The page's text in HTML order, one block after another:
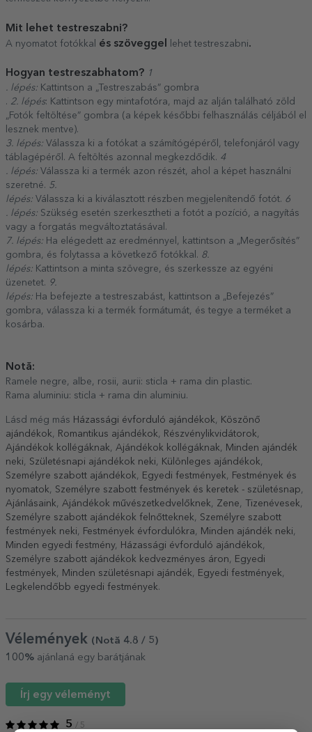
Mit lehet testreszabni?
A nyomatot fotókkal és szöveggel lehet testreszabni.
Hogyan testreszabhatom? 1
. lépés: Kattintson a „Testreszabás” gombra
. 2. lépés: Kattintson egy mintafotóra, majd az alján található zöld
„Fotók feltöltése” gombra (a képek későbbi felhasználás céljából el
lesznek mentve).
3. lépés: Válassza ki a fotókat a számítógépéről, telefonjáról vagy
táblagépéről. A feltöltés azonnal megkezdődik. 4
. lépés: Válassza ki a termék azon részét, ahol a képet használni
szeretné. 5.
lépés: Válassza ki a kiválasztott részben megjelenítendő fotót. 6
. lépés: Szükség esetén szerkesztheti a fotót a pozíció, a nagyítás
vagy a forgatás megváltoztatásával.
7. lépés: Ha elégedett az eredménnyel, kattintson a „Megerősítés”
gombra, és folytassa a következő fotókkal. 8.
lépés: Kattintson a minta szövegre, és szerkessze az egyéni
üzenetet. 9.
lépés: Ha befejezte a testreszabást, kattintson a „Befejezés”
gombra, válassza ki a termék formátumát, és tegye a terméket a
kosárba.
Notă:
Ramele negre, albe, rosii, aurii: sticla + rama din plastic.
Rama aluminiu: sticla + rama din aluminiu.
Lásd még más Házassági évforduló ajándékok, Köszönő
ajándékok, Romantikus ajándékok, Részvénylikvidátorok,
Ajándékok kollégáknak, Ajándékok kollégáknak, Minden ajándék
neki, Születésnapi ajándékok neki, Különleges ajándékok,
Személyre szabott ajándékok, Egyedi festmények, Festmények és
nyomatok, Személyre szabott festmények és keretek - születésnap,
Ajánlásaink, Ajándékok művészetkedvelőknek, Zene, Tizenévesek,
Személyre szabott ajándékok felnőtteknek, Személyre szabott
festmények neki, Festmények évfordulókra, Minden ajándék neki,
Minden egyedi festmény, Házassági évforduló ajándékok,
Személyre szabott ajándékok kedvezményes áron, Egyedi
festmények, Minden születésnapi ajándék, Egyedi festmények,
Legkelendőbb egyedi festmények.
Vélemények (Notă 4.8 / 5 )
100% ajánlaná egy barátjának
Írj egy véleményt
5 / 5